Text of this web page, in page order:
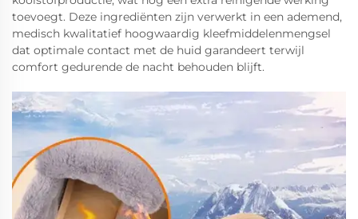
toevoegt. Deze ingrediënten zijn verwerkt in een ademend,
medisch kwalitatief hoogwaardig kleefmiddelenmengsel
dat optimale contact met de huid garandeert terwijl
comfort gedurende de nacht behouden blijft.